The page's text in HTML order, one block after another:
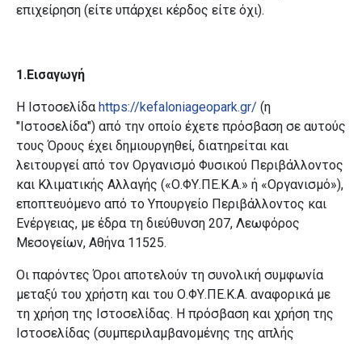
επιχείρηση (είτε υπάρχει κέρδος είτε όχι).
1.Εισαγωγή
Η Ιστοσελίδα https://kefaloniageopark.gr/ (η
"Ιστοσελίδα") από την οποίο έχετε πρόσβαση σε αυτούς
τους Όρους έχει δημιουργηθεί, διατηρείται και
λειτουργεί από τον Οργανισμό Φυσικού Περιβάλλοντος
και Κλιματικής Αλλαγής («Ο.ΦΥ.ΠΕ.Κ.Α.» ή «Οργανισμό»),
εποπτευόμενο από το Υπουργείο Περιβάλλοντος και
Ενέργειας, με έδρα τη διεύθυνση 207, Λεωφόρος
Μεσογείων, Αθήνα 11525.
Οι παρόντες Όροι αποτελούν τη συνολική συμφωνία
μεταξύ του χρήστη και του Ο.ΦΥ.ΠΕ.Κ.Α. αναφορικά με
τη χρήση της Ιστοσελίδας. Η πρόσβαση και χρήση της
Ιστοσελίδας (συμπεριλαμβανομένης της απλής